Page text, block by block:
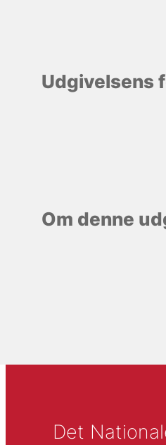
Udgivelsens
Om denne
Det